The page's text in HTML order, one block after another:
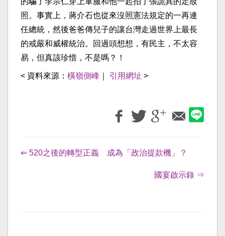
照。事實上，蔣介石也從來沒照憲法規定的一再連
任總統，然後爸爸傳兒子的讓台灣走過世界上最長
的戒嚴和威權統治。回過頭想想，有民主，不太容
易，但真該珍惜，不是嗎？！
< 資料來源： 橫嶺側峰 引用網址 >
⇐ 520之後的轉型正義 成為「政治提款機」？
國宴啟示錄 ⇒